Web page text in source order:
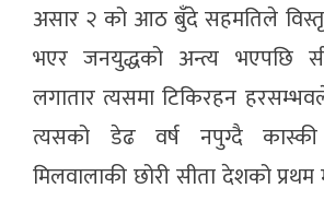
असार २ को आठ बुँदे सहमतिले
भएर जनयुद्धको अन्त्य भएपछि
लगातार त्यसमा टिकिरहन
त्यसको डेढ वर्ष नपुग्दै कास्की
मिलवालाकी छोरी सीता देशको